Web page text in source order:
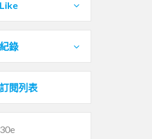
錄
閱列表